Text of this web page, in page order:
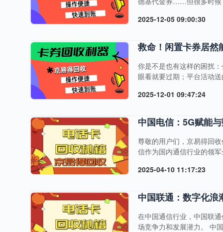
要的礼品卡、购物卡、充
对应门店的你买错卡、充
2025-12-05 09:00:30
救命！闲置卡券居然
你是不是也有这样的困扰
眼看就要过期；平台活动
——京易得回收，让你的每
信小程序提交卡券信息后
2025-12-01 09:47:24
中国电信：5G赋能
尊敬的用户们，京易得回
信作为国内通信行业的领
图，涵盖企业内部数字化
台，覆盖扇区数近500万
2025-04-10 11:17:23
中国联通：数字化浪
在中国通信行业，中国联
场竞争力和发展潜力。 中